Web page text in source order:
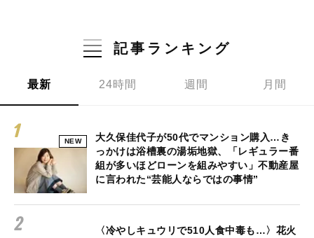
記事ランキング
最新 24時間 週間 月間
NEW
大久保佳代子が50代でマンション購入…き
っかけは浴槽裏の湯垢地獄、「レギュラー番
組が多いほどローンを組みやすい」不動産屋
に言われた“芸能人ならではの事情”
〈冷やしキュウリで510人食中毒も…〉花火